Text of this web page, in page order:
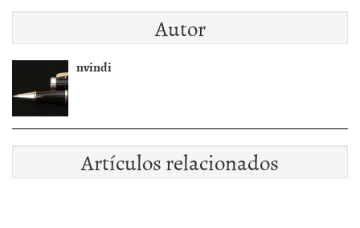
Autor
nvindi
Artículos relacionados